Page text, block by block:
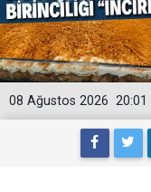
20:01
08 Ağustos 2026